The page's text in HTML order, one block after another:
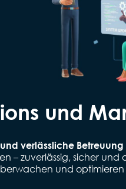
und
verlässliche Betreuung
– zuverlässig, sicher
und